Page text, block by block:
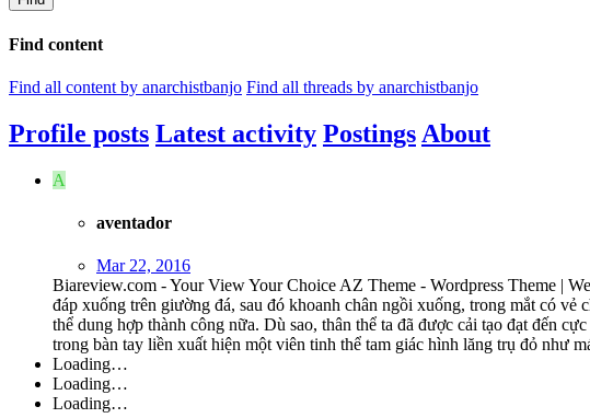
Find content
Find all content by anarchistbanjo Find all threads by anarchistbanjo
Profile posts Latest activity Postings About
A
aventador
Mar 22, 2016
Biareview.com - Your View Your Choice AZ Theme - Wordpress Theme |
đáp xuống trên giường đá, sau đó khoanh chân ngồi xuống, trong mắt có
thể dung hợp thành công nữa. Dù sao, thân thể ta đã được cải tạo đạt đến
trong bàn tay liền xuất hiện một viên tinh thể tam giác hình lăng trụ đỏ như
Loading…
Loading…
Loading…